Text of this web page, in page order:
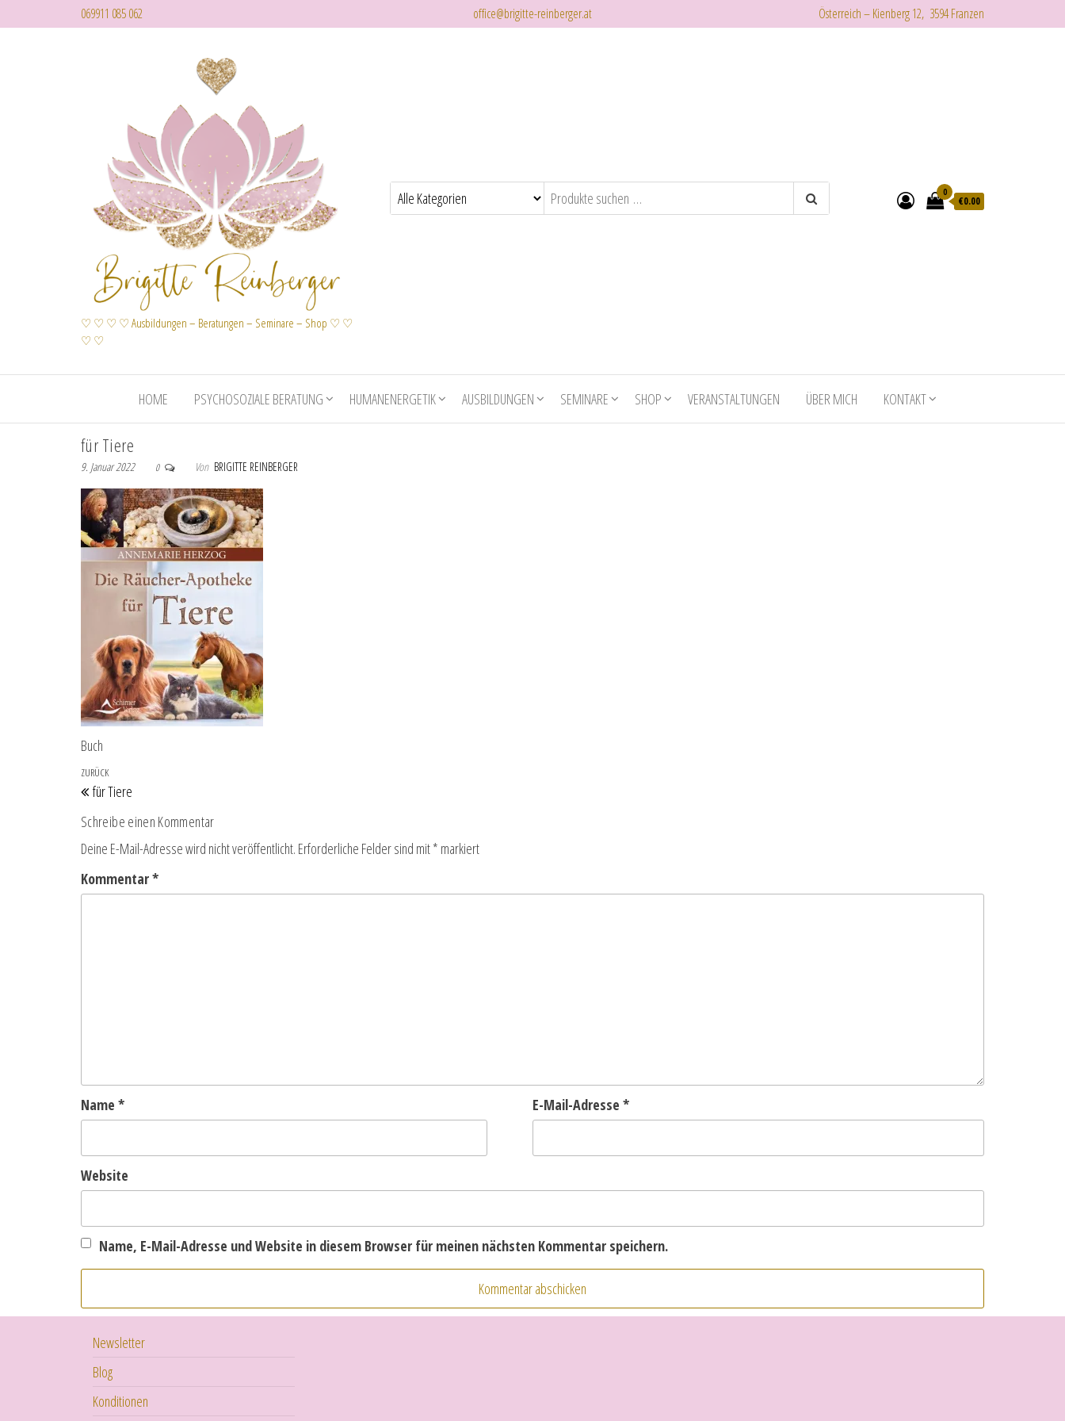
069911 085 062 office@brigitte-reinberger.at Österreich – Kienberg 12, 3594 Franzen
♡ ♡ ♡ ♡ Ausbildungen – Beratungen – Seminare – Shop ♡ ♡
♡ ♡
0
€0.00
HOME PSYCHOSOZIALE BERATUNG HUMANENERGETIK AUSBILDUNGEN SEMINARE SHOP VERANSTALTUNGEN ÜBER MICH KONTAKT
für Tiere
9. Januar 2022 0 Von BRIGITTE REINBERGER
Buch
Beitragsnavigation
Vorheriger Beitrag
ZURÜCK
für Tiere
Schreibe einen Kommentar
Deine E-Mail-Adresse wird nicht veröffentlicht. Erforderliche Felder sind mit* markiert
Kommentar*
Name * E-Mail-Adresse *
Website
Name, E-Mail-Adresse und Website in diesem Browser für meinen nächsten Kommentar speichern.
Newsletter
Blog
Konditionen